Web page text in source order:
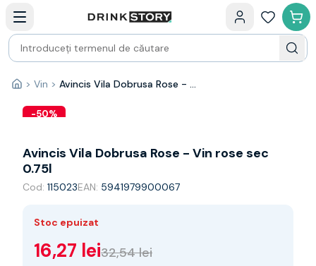
Bauturi fine — selectie
Produse Noi
Cosuri cadou
Pachete & Cadouri
Vin
Tamaioasa
Franta
Spania
Africa de Sud
Germania
Noua Zeelanda
Acasă
> Vin > Avincis Vila Dobrusa Rose - Vin rose sec 0.75l
-50%
Avincis Vila Dobrusa Rose - Vin rose sec
0.75l
Cod: 115023EAN: 5941979900067
Stoc epuizat
16,27 lei32,54 lei